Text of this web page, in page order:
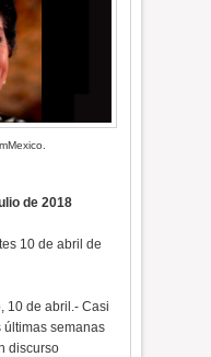
de 2018
10 de abril de
10 de abril.- Casi
semanas
discurso